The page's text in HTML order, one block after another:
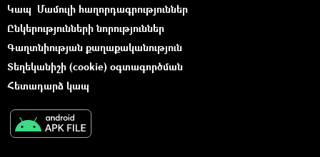
Կապ Մամուլի հաղորդագրություններ
Ընկերությունների նորություններ
Գաղտնիության քաղաքականություն
Տեղեկանիշի (cookie) օգտագործման
Հետադարձ կապ